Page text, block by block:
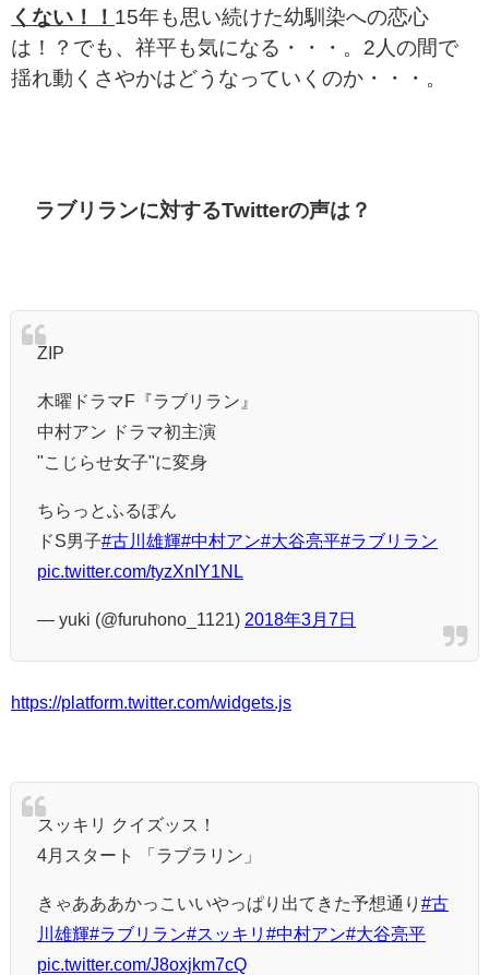
くない！！ 15年も思い続けた幼馴染への恋心
は！？でも、祥平も気になる・・・。2人の間で
揺れ動くさやかはどうなっていくのか・・・。
ラブリランに対するTwitterの声は？
ZIP
木曜ドラマF『ラブリラン』
中村アン ドラマ初主演
"こじらせ女子"に変身
ちらっとふるぽん
ドS男子#古川雄輝#中村アン#大谷亮平#ラブリラン
pic.twitter.com/tyzXnIY1NL
— yuki (@furuhono_1121) 2018年3月7日
https://platform.twitter.com/widgets.js
スッキリ クイズッス！
4月スタート 「ラブラリン」
きゃあああかっこいいやっぱり出てきた予想通り #古
川雄輝#ラブリラン#スッキリ #中村アン#大谷亮平
pic.twitter.com/J8oxjkm7cQ